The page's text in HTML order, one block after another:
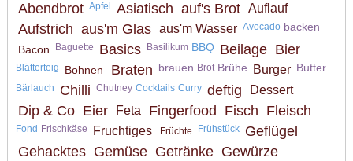
Abendbrot Apfel Asiatisch auf's Brot Auflauf
Aufstrich aus'm Glas aus'm Wasser Avocado backen
Bacon
Baguette Basics Basilikum BBQ Beilage Bier
Blätterteig Bohnen Braten brauen Brot Brühe Burger Butter
Bärlauch Chilli Chutney Cocktails Curry deftig Dessert
Dip & Co Eier Feta Fingerfood Fisch Fleisch
Fond Frischkäse Fruchtiges Früchte Frühstück Geflügel
Gehacktes Gemüse Getränke Gewürze